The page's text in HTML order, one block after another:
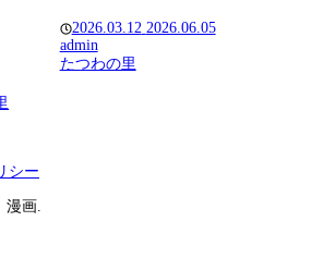
2026.03.12 2026.06.05
admin
たつわの里
シー
漫画.